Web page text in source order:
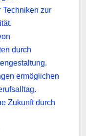
Techniken zur
durch
ermöglichen
Zukunft durch